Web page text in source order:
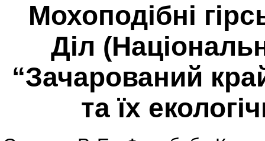
Мохоподібні
Діл
“Зачарований
та їх